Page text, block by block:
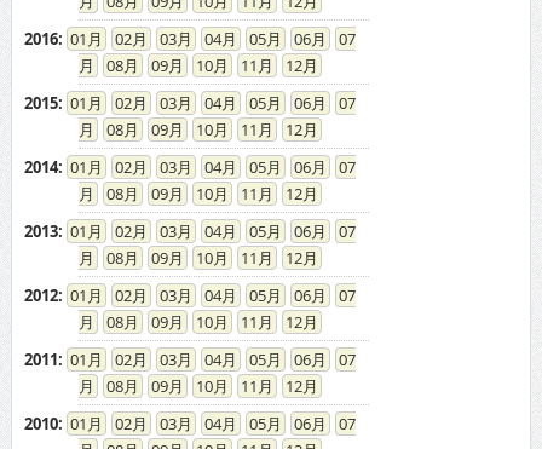
01 02 03 04 05 06
08
09 10 11
12
01 02 03 04 05 06
08
09 10 11
12
01 02 03 04 05 06
08
09 10 11
12
01 02 03 04 05 06
08
09 10 11
12
01 02 03 04 05 06
08
09 10 11
12
01 02 03 04 05 06
08
09 10 11
12
01 02 03 04 05 06
08
09 10 11
12